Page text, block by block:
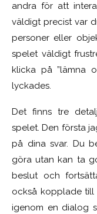
andra för att
väldigt precist var
personer eller
spelet väldigt
klicka på ”lämna
lyckades.
Det finns tre
spelet. Den första
på dina svar. Du
göra utan kan ta
beslut och
också kopplade till
igenom en dialog